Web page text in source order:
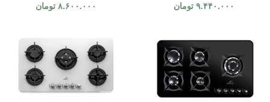
۹.۴۴۰.۰۰۰ تومان ۸.۶۰۰.۰۰۰ تومان